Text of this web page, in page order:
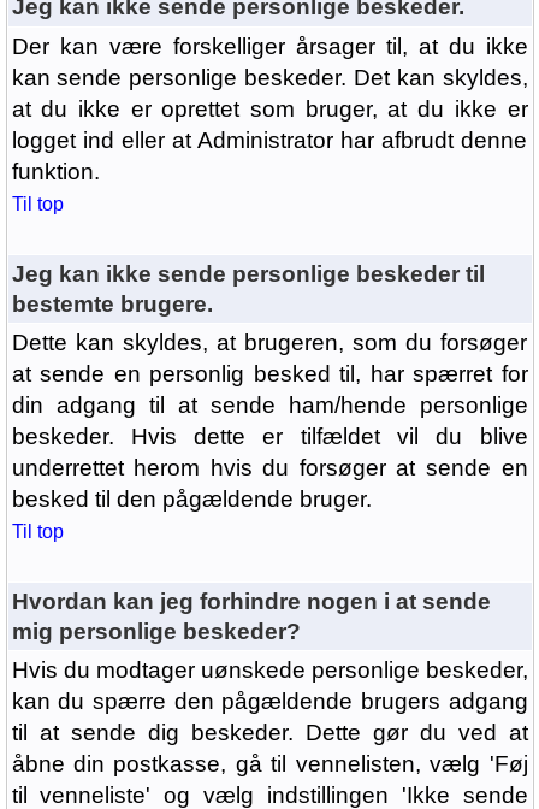
Jeg kan ikke sende personlige beskeder.
Der kan være forskelliger årsager til, at du ikke
kan sende personlige beskeder. Det kan skyldes,
at du ikke er oprettet som bruger, at du ikke er
logget ind eller at Administrator har afbrudt denne
funktion.
Til top
Jeg kan ikke sende personlige beskeder til
bestemte brugere.
Dette kan skyldes, at brugeren, som du forsøger
at sende en personlig besked til, har spærret for
din adgang til at sende ham/hende personlige
beskeder. Hvis dette er tilfældet vil du blive
underrettet herom hvis du forsøger at sende en
besked til den pågældende bruger.
Til top
Hvordan kan jeg forhindre nogen i at sende
mig personlige beskeder?
Hvis du modtager uønskede personlige beskeder,
kan du spærre den pågældende brugers adgang
til at sende dig beskeder. Dette gør du ved at
åbne din postkasse, gå til vennelisten, vælg 'Føj
til venneliste' og vælg indstillingen 'Ikke sende